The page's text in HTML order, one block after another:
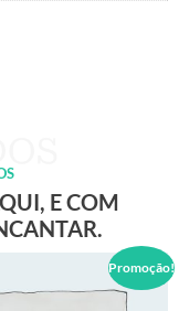
E COM
Promoção!